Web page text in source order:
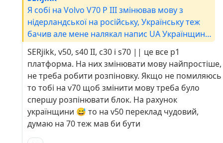
Я собі на Volvo V70 P III змінював мову з
нідерландської на російську, Українську теж
бачив але мене налякал напис UA Українщина
(experimental), я вважав що в середені все
таке. Наскільки я зрозумів змінити мову можно
на будь якій платформі до 2014 року, а які
пізніше треба уточнювати. Я вважав, що у тебе
теж платформа P III, вона ж почала
виготовлятися з кінця 2008 року, чи у V50
інакше ніж у V70?
SERjikk, v50, s40 II, c30 i s70 || це все p1
платформа. На них змінювати мову найпростіше,
не треба робити розпіновку. Якщо не помиляюсь
то тобі на v70 щоб змінити мову треба було
спершу розпінювати блок. На рахунок
українщини 😅 то на v50 переклад чудовий,
думаю на 70 теж мав би бути